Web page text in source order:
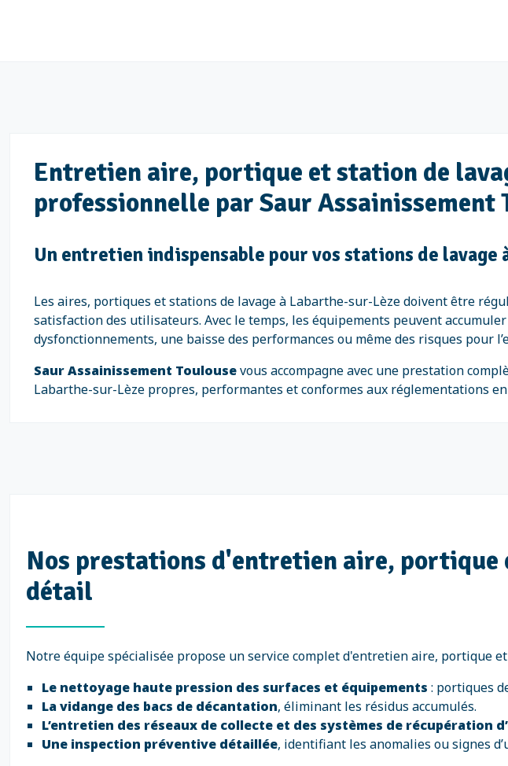
Entretien aire, portique et station de
professionnelle par Saur Assainissement
Un entretien indispensable pour vos stations de lavage
Les aires, portiques et stations de lavage à Labarthe-sur-Lèze doivent être
satisfaction des utilisateurs. Avec le temps, les équipements peuvent
dysfonctionnements, une baisse des performances ou même des risques pour
Saur Assainissement Toulousevous accompagne avec une prestation
Labarthe-sur-Lèze propres, performantes et conformes aux réglementations
Nos prestations d'entretien aire, portique
détail
Notre équipe spécialisée propose un service complet d'entretien aire, portique
Le nettoyage haute pression des surfaces et équipements : portiques
La vidange des bacs de décantation, éliminant les résidus accumulés.
L’entretien des réseaux de collecte et des systèmes de récupération
Une inspection préventive détaillée, identifiant les anomalies ou signes